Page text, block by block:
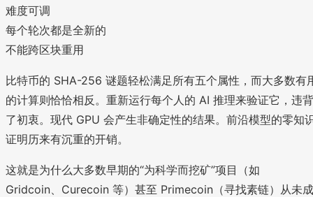
难度可调
每个轮次都是全新的
不能跨区块重用
比特币的 SHA-256 谜题轻松满足所有五个属性，而大多数有
的计算则恰恰相反。重新运行每个人的 AI 推理来验证它，违背
了初衷。现代 GPU 会产生非确定性的结果。前沿模型的零知
证明历来有沉重的开销。
这就是为什么大多数早期的“为科学而挖矿”项目（如
Gridcoin、Curecoin 等）甚至 Primecoin（寻找素链）从未成